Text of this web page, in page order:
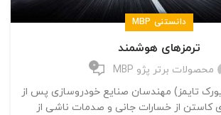
دانستنی MBP
ترمزهای هوشمند
محصولات برتر پژو MBP 0
تایمز) مهندسان صنایع خودروسازی پس از
کاستن از خسارات جانی و صدمات ناشی از